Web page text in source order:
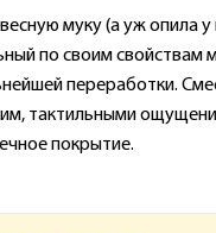
муку (а уж опила
по своим
переработки.
тактильными
покрытие.